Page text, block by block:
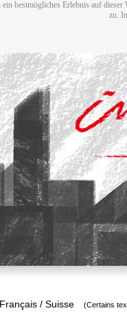
bestmögliches Erlebnis auf
zu.
Français / Suisse (Certains